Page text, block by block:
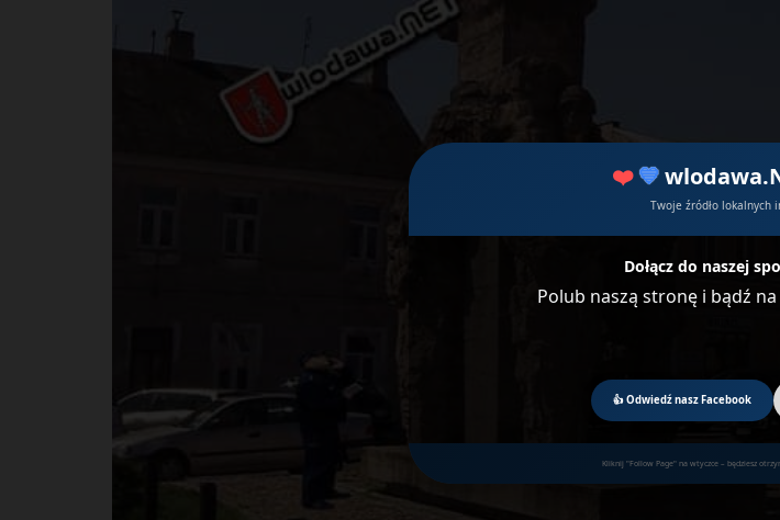
❤️ 💙
Twoje źródło lokalnych
Dołącz do naszej
Polub naszą stronę i bądź na
👍 Odwiedź nasz Facebook
Kliknij "Follow Page" na wtyczce – będziesz